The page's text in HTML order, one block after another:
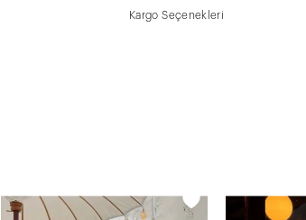
Kargo Seçenekleri